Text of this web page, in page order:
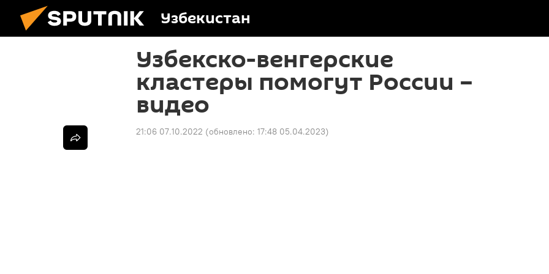
Узбекистан
Узбекско-венгерские
кластеры помогут России –
видео
21:06 07.10.2022 (обновлено: 17:48 05.04.2023)